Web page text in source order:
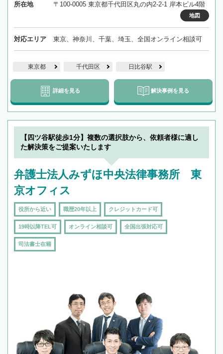
所在地 〒100-0005 東京都千代田区丸の内2-2-1 岸本ビル4階
地図
対応エリア 東京、神奈川、千葉、埼玉、全国オンライン相談可
東京都 千代田区 日比谷駅
詳細を見る 解決事例を見る
【四ツ谷駅徒歩1分】複数の選択肢から、依頼者様に適し
た解決策をご提案いたします
弁護士法人みずほ中央法律事務所 東
京オフィス
役所から近い 職歴20年以上 クレジットカード可
19時以降TEL可 オンライン相談可 全国出張対応可
司法書士在籍